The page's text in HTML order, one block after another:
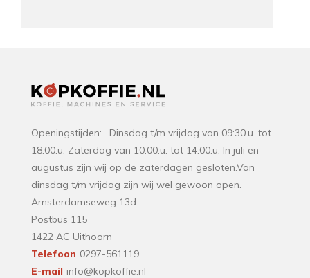
Openingstijden: . Dinsdag t/m vrijdag van 09:30.u. tot
18:00.u. Zaterdag van 10:00.u. tot 14:00.u. In juli en
augustus zijn wij op de zaterdagen gesloten.Van
dinsdag t/m vrijdag zijn wij wel gewoon open.
Amsterdamseweg 13d
Postbus 115
1422 AC Uithoorn
Telefoon 0297-561119
E-mail info@kopkoffie.nl